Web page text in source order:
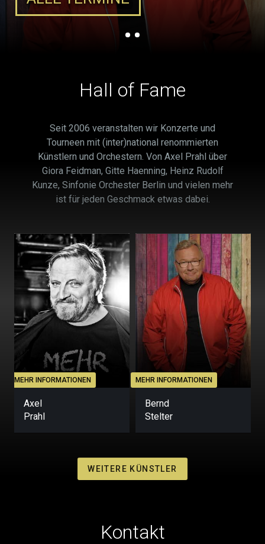
Hall of Fame
Seit 2006 veranstalten wir Konzerte und
Tourneen mit (inter)national renommierten
Künstlern und Orchestern. Von Axel Prahl über
Giora Feidman, Gitte Haenning, Heinz Rudolf
Kunze, Sinfonie Orchester Berlin und vielen mehr
ist für jeden Geschmack etwas dabei.
MEHR INFORMATIONEN
Axel
Prahl
MEHR INFORMATIONEN
Bernd
Stelter
WEITERE KÜNSTLER
Kontakt